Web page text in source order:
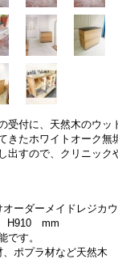
受付に、天然木のウッ
きたホワイトオーク無
出すので、クリニック
ーダーメイドレジカ
H910 mm
す。
、ポプラ材など天然木